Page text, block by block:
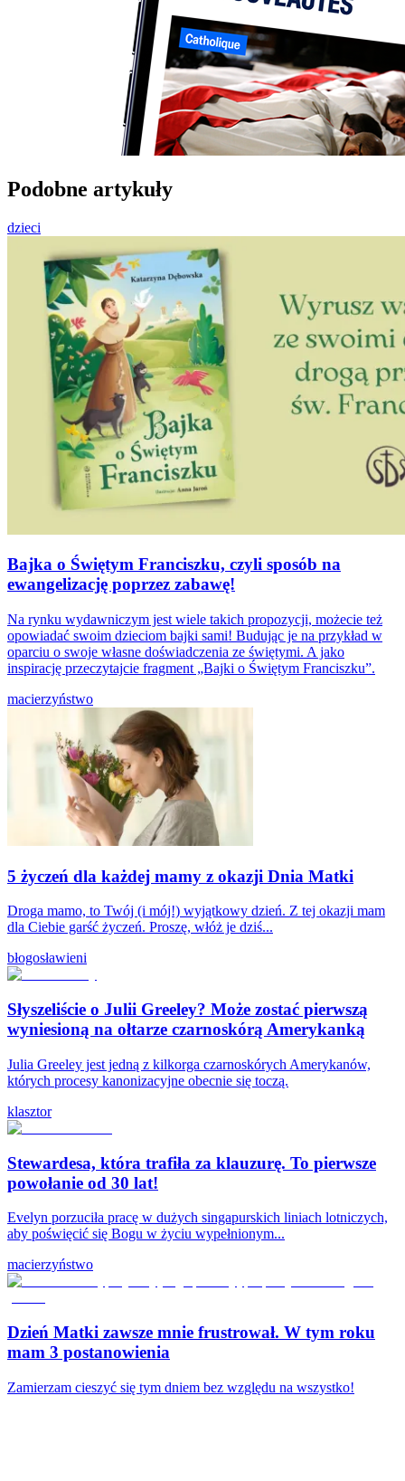
Podobne artykuły
dzieci
Bajka o Świętym Franciszku, czyli sposób na
ewangelizację poprzez zabawę!
Na rynku wydawniczym jest wiele takich propozycji, możecie też
opowiadać swoim dzieciom bajki sami! Budując je na przykład w
oparciu o swoje własne doświadczenia ze świętymi. A jako
inspirację przeczytajcie fragment „Bajki o Świętym Franciszku”.
macierzyństwo
5 życzeń dla każdej mamy z okazji Dnia Matki
Droga mamo, to Twój (i mój!) wyjątkowy dzień. Z tej okazji mam
dla Ciebie garść życzeń. Proszę, włóż je dziś...
błogosławieni
Słyszeliście o Julii Greeley? Może zostać pierwszą
wyniesioną na ołtarze czarnoskórą Amerykanką
Julia Greeley jest jedną z kilkorga czarnoskórych Amerykanów,
których procesy kanonizacyjne obecnie się toczą.
klasztor
Stewardesa, która trafiła za klauzurę. To pierwsze
powołanie od 30 lat!
Evelyn porzuciła pracę w dużych singapurskich liniach lotniczych,
aby poświęcić się Bogu w życiu wypełnionym...
macierzyństwo
Dzień Matki zawsze mnie frustrował. W tym roku
mam 3 postanowienia
Zamierzam cieszyć się tym dniem bez względu na wszystko!